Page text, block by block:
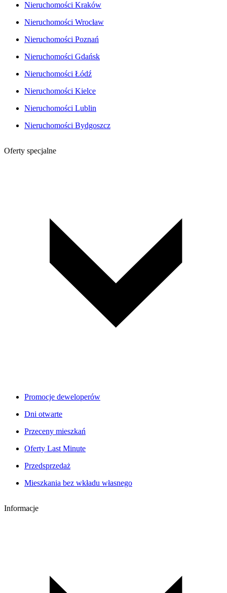
Nieruchomości Kraków
Nieruchomości Wrocław
Nieruchomości Poznań
Nieruchomości Gdańsk
Nieruchomości Łódź
Nieruchomości Kielce
Nieruchomości Lublin
Nieruchomości Bydgoszcz
Oferty specjalne
Promocje deweloperów
Dni otwarte
Przeceny mieszkań
Oferty Last Minute
Przedsprzedaż
Mieszkania bez wkładu własnego
Informacje